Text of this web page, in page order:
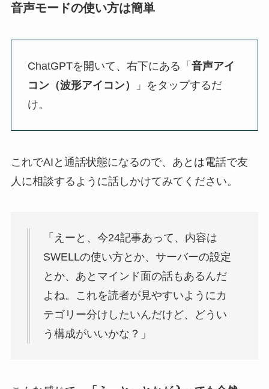
音声モードの使い方は簡単
ChatGPTを開いて、右下にある「 音声アイ
コン（波形アイコン）
」をタップするだ
け。
これでAIと通話状態になるので、あとは電話で友
人に相談するように話しかけてみてください。
「えーと、今24記事あって、内容は
SWELLの使い方とか、サーバーの設定
とか、あとマインド面の話もあるんだ
よね。これを読者が見やすいようにカ
テゴリー分けしたいんだけど、どうい
う構成がいいかな？」